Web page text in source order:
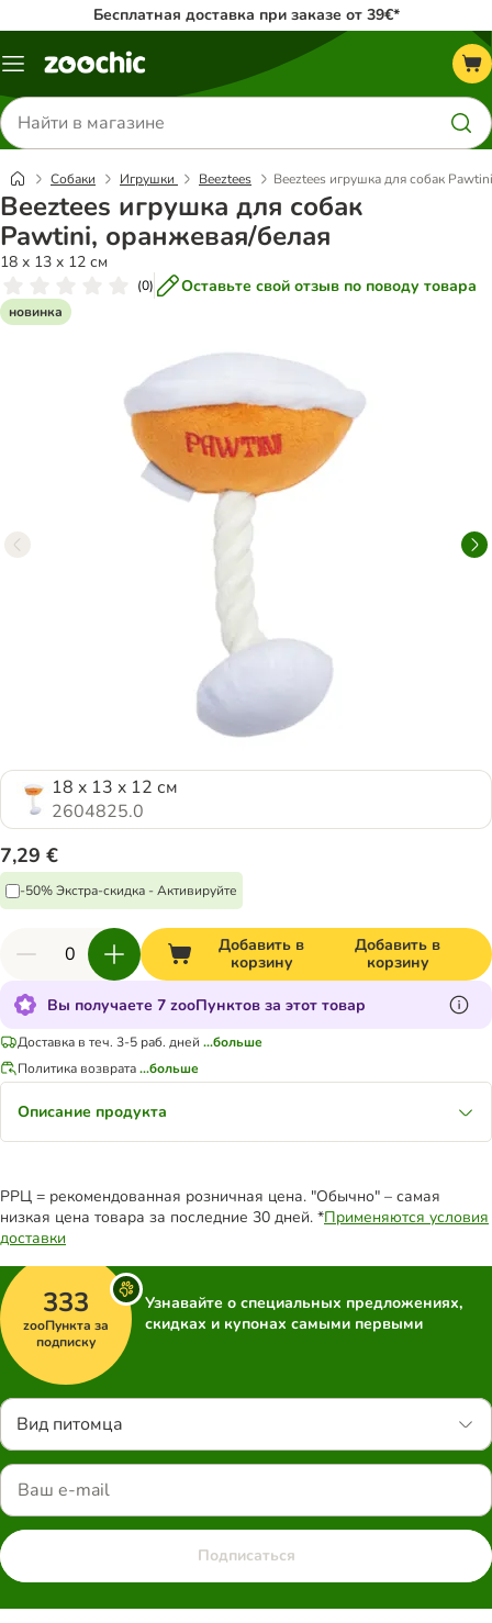
Бесплатная доставка при заказе от 39€*
Каталог
Поиск
товаров
Собаки Игрушки Beeztees Beeztees игрушка для собак
Beeztees игрушка для собак
Pawtini, оранжевая/белая
18 x 13 x 12 см
(0) Оставьте свой отзыв по поводу товара
новинка
18 x 13 x 12 см
2604825.0
7,29 €
-50% Экстра-скидка - Активируйте
Добавить в
корзину
Добавить в
корзину
Вы получаете 7 zooПунктов за этот товар
Доставка в теч. 3-5 раб. дней ...больше
Политика возврата...больше
Описание продукта
РРЦ = рекомендованная розничная цена. "Обычно" – самая
низкая цена товара за последние 30 дней. *Применяются условия
доставки
333
zooПункта за
подписку
Узнавайте о специальных предложениях,
скидках и купонах самыми первыми
Вид питомца
Подписаться